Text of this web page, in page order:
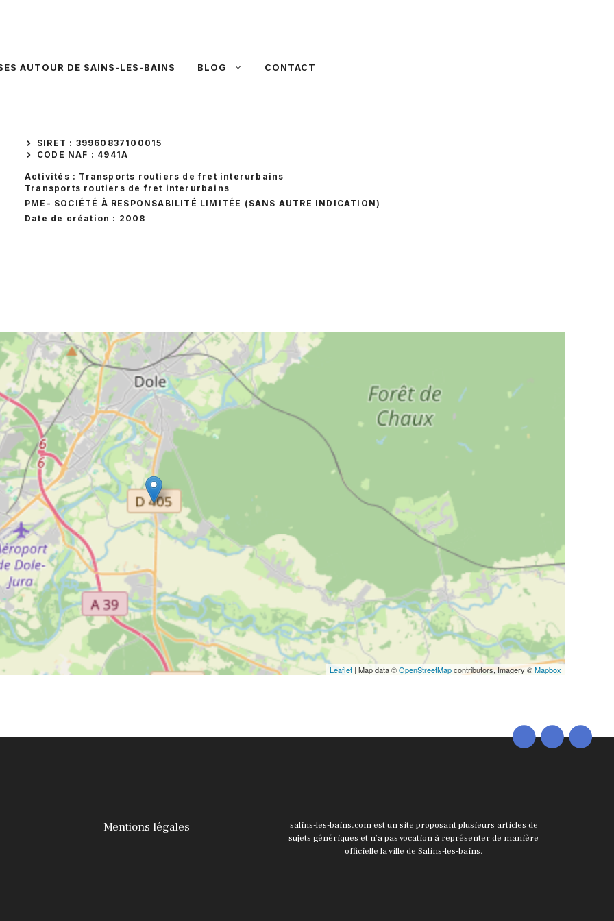
AUTOUR DE SAINS-LES-BAINS BLOG CONTACT
SIRET : 39960837100015
CODE NAF : 4941A
Activités : Transports routiers de fret interurbains
Transports routiers de fret interurbains
PME - SOCIÉTÉ À RESPONSABILITÉ LIMITÉE (SANS AUTRE INDICATION)
Date de création : 2008
Leaflet | Map data ©OpenStreetMapcontributors, Imagery ©Mapbox
Mentions légales
salins-les-bains.com est un site proposant plusieurs articles de
sujets génériques et n’a pas vocation à représenter de manière
officielle la ville de Salins-les-bains.